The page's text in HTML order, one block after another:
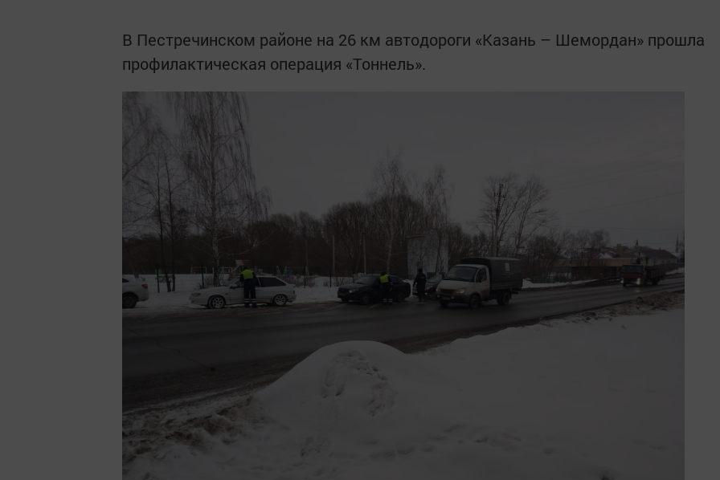
В Пестречинском районе на 26 км автодороги «Казань – Шемордан» прошла
профилактическая операция «Тоннель».